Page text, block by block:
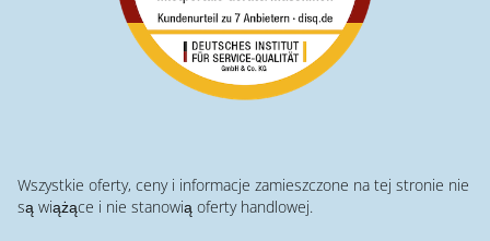
Wszystkie oferty, ceny i informacje zamieszczone na tej stronie nie
są wiążące i nie stanowią oferty handlowej.